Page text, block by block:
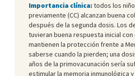
Importancia clínica:todos los
previamente (CC) alcanzan buena
después de la segunda dosis. Los
tuvieran buena respuesta inicial
mantienen la protección frente a
saberse cuando la pierden; una
años de la primovacunación sería
estimular la memoria inmunológica